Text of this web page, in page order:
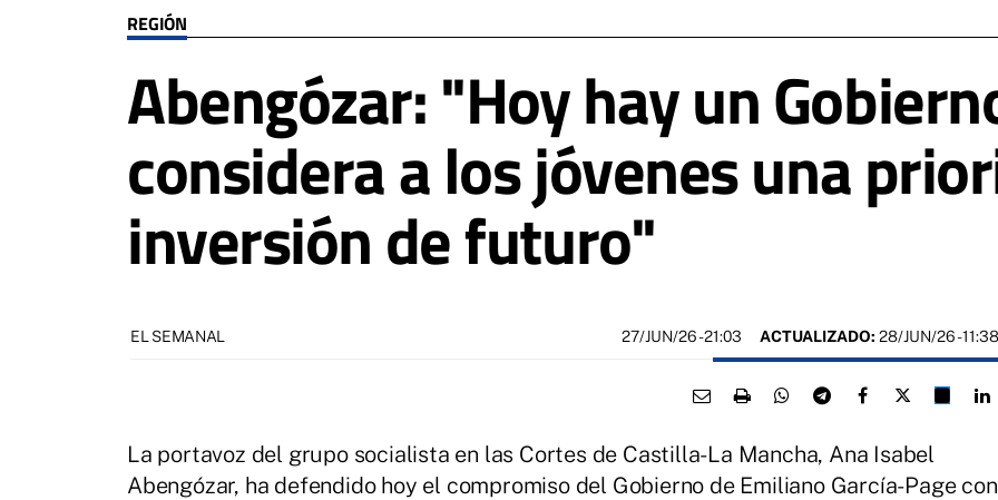
REGIÓN
Abengózar: "Hoy hay un
considera a los jóvenes una
inversión de futuro"
EL SEMANAL 27/JUN/26- 21:03 ACTUALIZADO: 28/JUN/26 - 11:38
La portavoz del grupo socialista en las Cortes de Castilla-La Mancha, Ana Isabel
Abengózar, ha defendido hoy el compromiso del Gobierno de Emiliano García-Page con